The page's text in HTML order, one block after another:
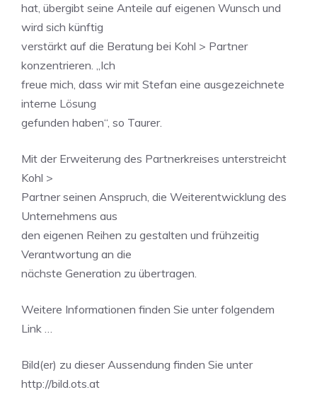
hat, übergibt seine Anteile auf eigenen Wunsch und
wird sich künftig
verstärkt auf die Beratung bei Kohl > Partner
konzentrieren. „Ich
freue mich, dass wir mit Stefan eine ausgezeichnete
interne Lösung
gefunden haben“, so Taurer.
Mit der Erweiterung des Partnerkreises unterstreicht
Kohl >
Partner seinen Anspruch, die Weiterentwicklung des
Unternehmens aus
den eigenen Reihen zu gestalten und frühzeitig
Verantwortung an die
nächste Generation zu übertragen.
Weitere Informationen finden Sie unter folgendem
Link …
Bild(er) zu dieser Aussendung finden Sie unter
http://bild.ots.at